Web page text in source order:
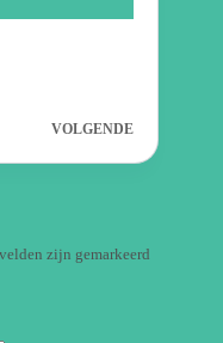
VOLGENDE
zijn gemarkeerd